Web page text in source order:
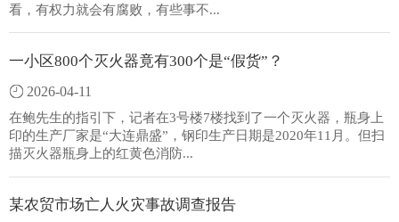
看，有权力就会有腐败，有些事不...
一小区800个灭火器竟有300个是“假货”？
2026-04-11
在鲍先生的指引下，记者在3号楼7楼找到了一个灭火器，瓶身上
印的生产厂家是“大连鼎盛”，钢印生产日期是2020年11月。但扫
描灭火器瓶身上的红黄色消防...
某农贸市场亡人火灾事故调查报告